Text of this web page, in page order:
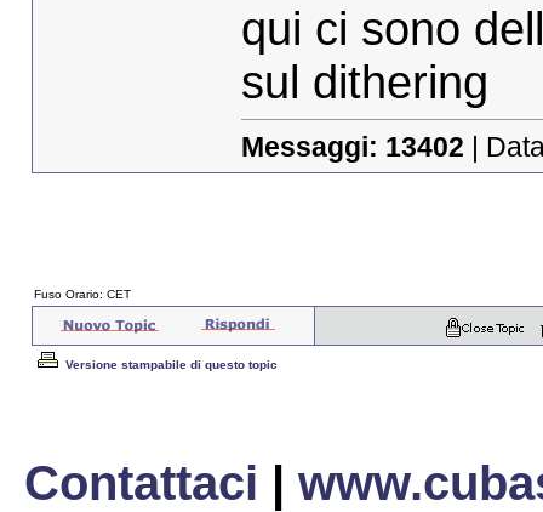
qui ci sono
sul dithering
Messaggi: 13402 |
Fuso Orario: CET
Versione stampabile di questo topic
Contattaci |